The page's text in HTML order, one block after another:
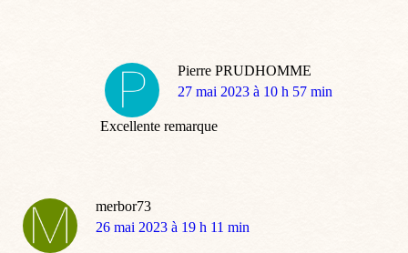
Pierre PRUDHOMME
dit
27 mai 2023 à 10 h 57 min
Excellente remarque
merbor73
dit
26 mai 2023 à 19 h 11 min